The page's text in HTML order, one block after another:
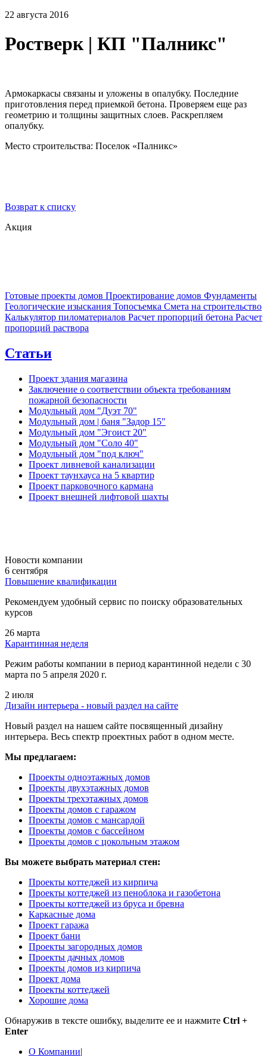
22 августа 2016
Ростверк | КП "Палникс"
Армокаркасы связаны и уложены в опалубку. Последние
приготовления перед приемкой бетона. Проверяем еще раз
геометрию и толщины защитных слоев. Раскрепляем
опалубку.
Место строительства: Поселок «Палникс»
Возврат к списку
Акция
Готовые проекты домов Проектирование домов Фундаменты
Геологические изыскания Топосъемка Смета на строительство
Калькулятор пиломатериалов Расчет пропорций бетона Расчет
пропорций раствора
Статьи
Проект здания магазина
Заключение о соответствии объекта требованиям
пожарной безопасности
Модульный дом "Дуэт 70"
Модульный дом | баня "Задор 15"
Модульный дом "Эгоист 20"
Модульный дом "Соло 40"
Модульный дом "под ключ"
Проект ливневой канализации
Проект таунхауса на 5 квартир
Проект парковочного кармана
Проект внешней лифтовой шахты
Новости компании
6 сентября
Повышение квалификации
Рекомендуем удобный сервис по поиску образовательных
курсов
26 марта
Карантинная неделя
Режим работы компании в период карантинной недели c 30
марта по 5 апреля 2020 г.
2 июля
Дизайн интерьера - новый раздел на сайте
Новый раздел на нашем сайте посвященный дизайну
интерьера. Весь спектр проектных работ в одном месте.
Мы предлагаем:
Проекты одноэтажных домов
Проекты двухэтажных домов
Проекты трехэтажных домов
Проекты домов с гаражом
Проекты домов с мансардой
Проекты домов с бассейном
Проекты домов с цокольным этажом
Вы можете выбрать материал стен:
Проекты коттеджей из кирпича
Проекты коттеджей из пеноблока и газобетона
Проекты коттеджей из бруса и бревна
Каркасные дома
Проект гаража
Проект бани
Проекты загородных домов
Проекты дачных домов
Проекты домов из кирпича
Проект дома
Проекты коттеджей
Хорошие дома
Обнаружив в тексте ошибку, выделите ее и нажмите Ctrl +
Enter
О Компании|